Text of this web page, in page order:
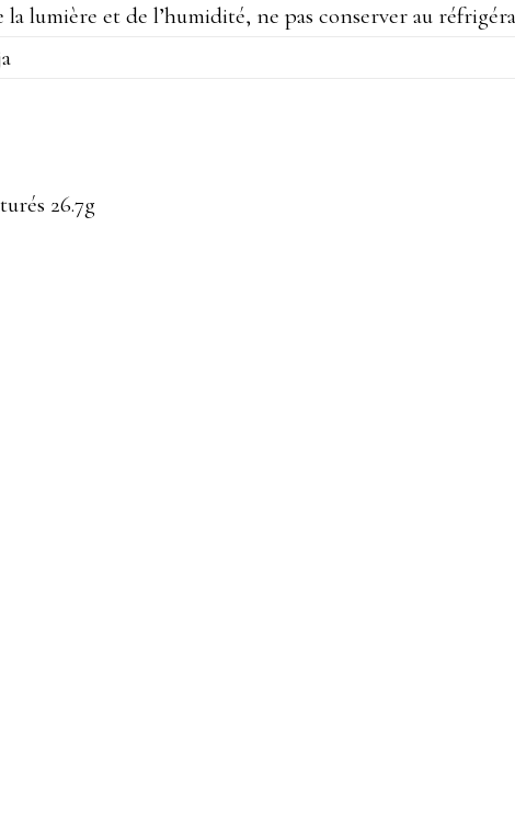
la lumière et de l’humidité, ne pas conserver au
26.7g